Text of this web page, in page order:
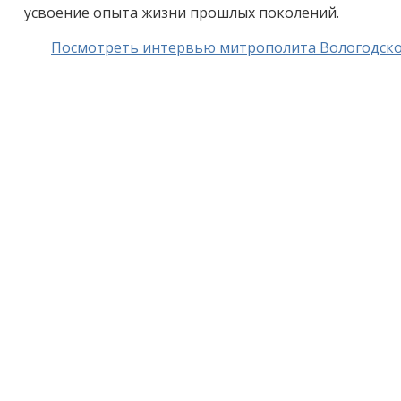
усвоение опыта жизни прошлых поколений.
Посмотреть интервью митрополита